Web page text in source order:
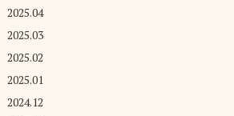
2025.04
2025.03
2025.02
2025.01
2024.12